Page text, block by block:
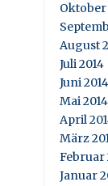
Oktober
August
Juli 2014
Juni 2014
Mai 2014
April
März
Februar
Januar